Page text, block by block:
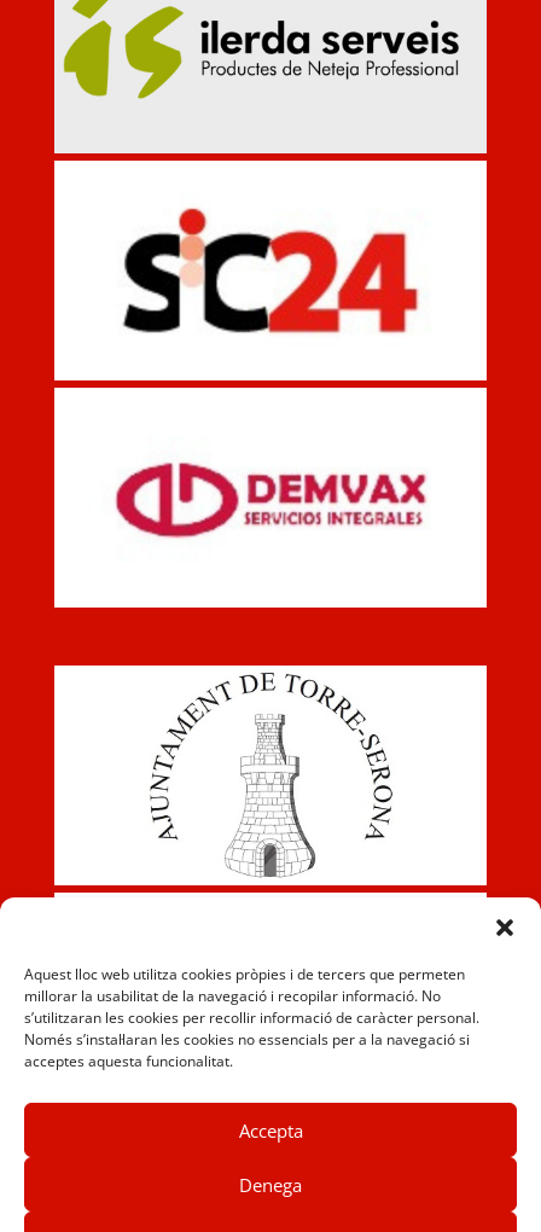
Aquest lloc web utilitza cookies pròpies i de tercers que permeten
millorar la usabilitat de la navegació i recopilar informació. No
s’utilitzaran les cookies per recollir informació de caràcter personal.
Només s’instal·laran les cookies no essencials per a la navegació si
acceptes aquesta funcionalitat.
Accepta
Denega